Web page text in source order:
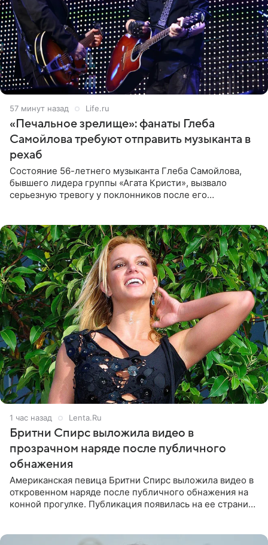
57 минут назад Life.ru
«Печальное зрелище»: фанаты Глеба
Самойлова требуют отправить музыканта в
рехаб
Состояние 56-летнего музыканта Глеба Самойлова,
бывшего лидера группы «Агата Кристи», вызвало
серьезную тревогу у поклонников после его
1 час назад Lenta.Ru
Бритни Спирс выложила видео в
прозрачном наряде после публичного
обнажения
Американская певица Бритни Спирс выложила видео в
откровенном наряде после публичного обнажения на
конной прогулке. Публикация появилась на ее странице